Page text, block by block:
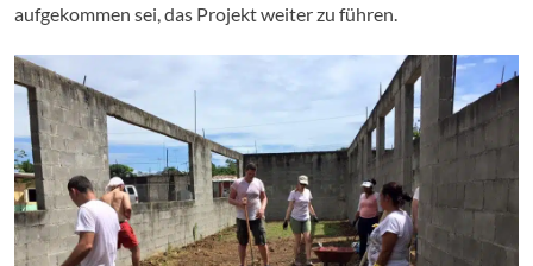
aufgekommen sei, das Projekt weiter zu führen.